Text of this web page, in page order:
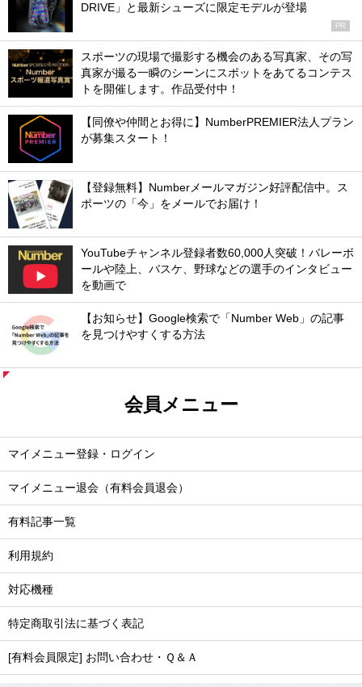
DRIVE」と最新シューズに限定モデルが登場
PR
スポーツの現場で撮影する機会のある写真家、その写
真家が撮る一瞬のシーンにスポットをあてるコンテス
トを開催します。作品受付中！
【同僚や仲間とお得に】NumberPREMIER法人プラン
が募集スタート！
【登録無料】Numberメールマガジン好評配信中。ス
ポーツの「今」をメールでお届け！
YouTubeチャンネル登録者数60,000人突破！バレーボ
ールや陸上、バスケ、野球などの選手のインタビュー
を動画で
【お知らせ】Google検索で「Number Web」の記事
を見つけやすくする方法
会員メニュー
マイメニュー登録・ログイン
マイメニュー退会（有料会員退会）
有料記事一覧
利用規約
対応機種
特定商取引法に基づく表記
[有料会員限定] お問い合わせ・Ｑ＆Ａ